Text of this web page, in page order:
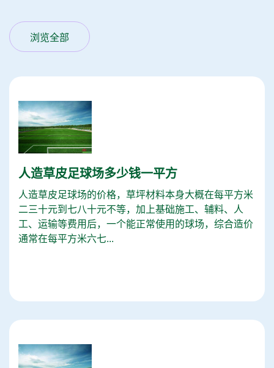
浏览全部
人造草皮足球场多少钱一平方
人造草皮足球场的价格，草坪材料本身大概在每平方米
二三十元到七八十元不等，加上基础施工、辅料、人
工、运输等费用后，一个能正常使用的球场，综合造价
通常在每平方米六七...